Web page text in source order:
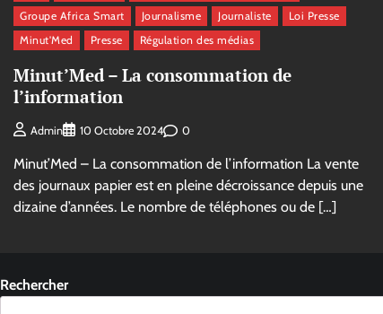
Groupe Africa Smart
Journalisme Journaliste
Loi Presse
Minut'Med
Presse Régulation des médias
Minut’Med – La consommation de
l’information
Admin 10 Octobre 2024 0
Minut’Med – La consommation de l’information La vente
des journaux papier est en pleine décroissance depuis une
dizaine d’années. Le nombre de téléphones ou de […]
Rechercher